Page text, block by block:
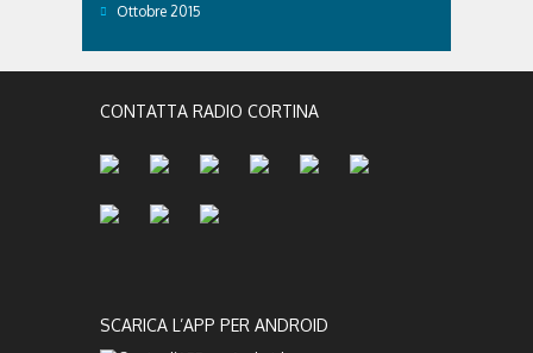
Ottobre 2015
CONTATTA RADIO CORTINA
SCARICA L’APP PER ANDROID